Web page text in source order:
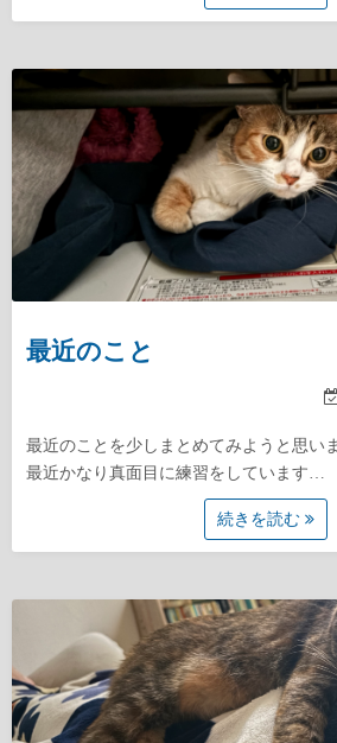
最近のこと
最近のことを少しまとめてみようと思い
最近かなり真面目に練習をしています…
続きを読む